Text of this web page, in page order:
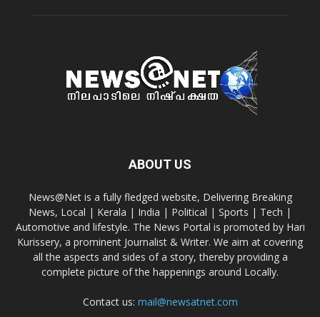
ABOUT US
News@Net is a fully fledged website, Delivering Breaking
News, Local | Kerala | India | Political | Sports | Tech |
Automotive and lifestyle. The News Portal is promoted by Hari
Kurissery, a prominent Journalist & Writer. We aim at covering
all the aspects and sides of a story, thereby providing a
complete picture of the happenings around Locally.
Contact us: mail@newsatnet.com